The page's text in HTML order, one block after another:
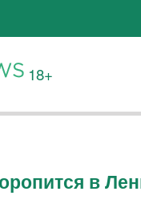
18+
в